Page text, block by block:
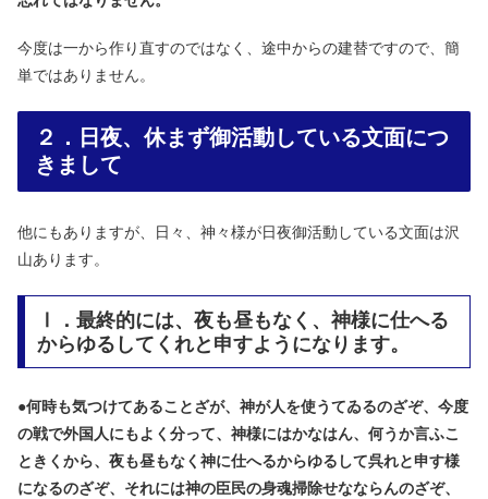
今度は一から作り直すのではなく、途中からの建替ですので、簡
単ではありません。
２．日夜、休まず御活動している文面につ
きまして
他にもありますが、日々、神々様が日夜御活動している文面は沢
山あります。
Ⅰ．最終的には、夜も昼もなく、神様に仕へる
からゆるしてくれと申すようになります。
●何時も気つけてあることざが、神が人を使うてゐるのざぞ、今度
の戦で外国人にもよく分って、神様にはかなはん、何うか言ふこ
ときくから、夜も昼もなく神に仕へるからゆるして呉れと申す様
になるのざぞ、それには神の臣民の身魂掃除せなならんのざぞ、